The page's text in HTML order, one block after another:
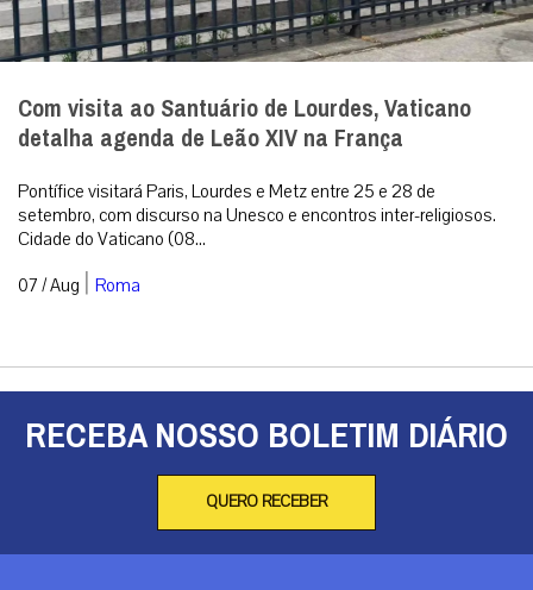
Com visita ao Santuário de Lourdes, Vaticano
detalha agenda de Leão XIV na França
Pontífice visitará Paris, Lourdes e Metz entre 25 e 28 de
setembro, com discurso na Unesco e encontros inter-religiosos.
Cidade do Vaticano (08...
07 / Aug | Roma
RECEBA NOSSO BOLETIM DIÁRIO
QUERO RECEBER